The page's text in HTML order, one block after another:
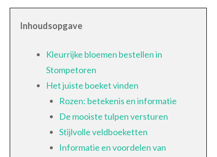
Inhoudsopgave
Kleurrijke bloemen bestellen in
Stompetoren
Het juiste boeket vinden
Rozen: betekenis en informatie
De mooiste tulpen versturen
Stijlvolle veldboeketten
Informatie en voordelen van